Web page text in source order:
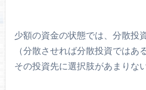
少額の資金の状態では、分散投
（分散させれば分散投資ではあ
その投資先に選択肢があまりな